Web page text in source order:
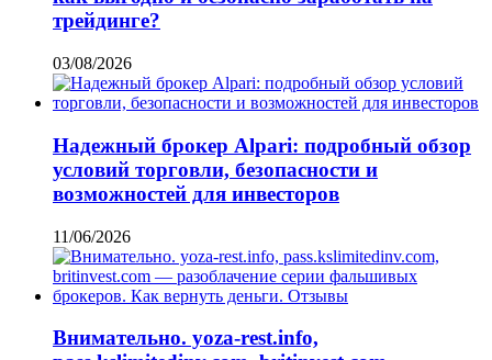
трейдинге?
03/08/2026
Надежный брокер Alpari: подробный обзор
условий торговли, безопасности и
возможностей для инвесторов
11/06/2026
Внимательно. yoza-rest.info,